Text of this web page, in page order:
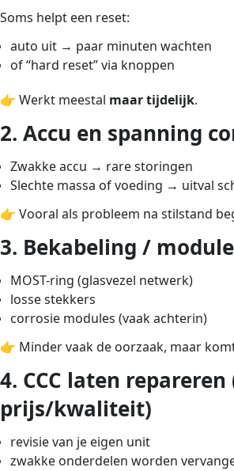
Soms helpt een reset:
auto uit → paar minuten wachten
of “hard reset” via knoppen
👉 Werkt meestal maar tijdelijk.
2. Accu en spanning
Zwakke accu → rare storingen
Slechte massa of voeding → uitval
👉 Vooral als probleem na stilstand
3. Bekabeling /
MOST-ring (glasvezel netwerk)
losse stekkers
corrosie modules (vaak achterin)
👉 Minder vaak de oorzaak, maar
4. CCC laten repareren
prijs/kwaliteit)
revisie van je eigen unit
zwakke onderdelen worden